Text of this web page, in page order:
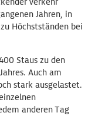
Jahren, in
Höchstständen bei
Staus zu den
Auch am
stark ausgelastet.
anderen Tag